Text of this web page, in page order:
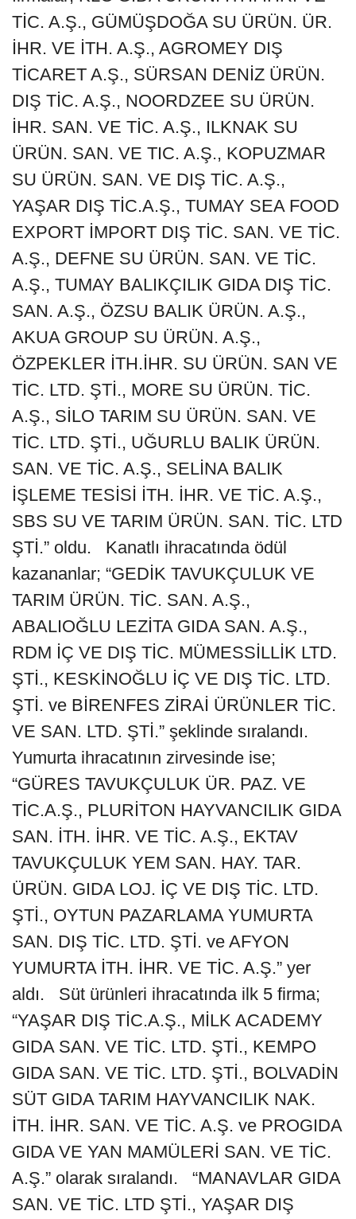
TİC. A.Ş., GÜMÜŞDOĞA SU ÜRÜN. ÜR.
İHR. VE İTH. A.Ş., AGROMEY DIŞ
TİCARET A.Ş., SÜRSAN DENİZ ÜRÜN.
DIŞ TİC. A.Ş., NOORDZEE SU ÜRÜN.
İHR. SAN. VE TİC. A.Ş., ILKNAK SU
ÜRÜN. SAN. VE TIC. A.Ş., KOPUZMAR
SU ÜRÜN. SAN. VE DIŞ TİC. A.Ş.,
YAŞAR DIŞ TİC.A.Ş., TUMAY SEA FOOD
EXPORT İMPORT DIŞ TİC. SAN. VE TİC.
A.Ş., DEFNE SU ÜRÜN. SAN. VE TİC.
A.Ş., TUMAY BALIKÇILIK GIDA DIŞ TİC.
SAN. A.Ş., ÖZSU BALIK ÜRÜN. A.Ş.,
AKUA GROUP SU ÜRÜN. A.Ş.,
ÖZPEKLER İTH.İHR. SU ÜRÜN. SAN VE
TİC. LTD. ŞTİ., MORE SU ÜRÜN. TİC.
A.Ş., SİLO TARIM SU ÜRÜN. SAN. VE
TİC. LTD. ŞTİ., UĞURLU BALIK ÜRÜN.
SAN. VE TİC. A.Ş., SELİNA BALIK
İŞLEME TESİSİ İTH. İHR. VE TİC. A.Ş.,
SBS SU VE TARIM ÜRÜN. SAN. TİC. LTD
ŞTİ.” oldu. Kanatlı ihracatında ödül
kazananlar; “GEDİK TAVUKÇULUK VE
TARIM ÜRÜN. TİC. SAN. A.Ş.,
ABALIOĞLU LEZİTA GIDA SAN. A.Ş.,
RDM İÇ VE DIŞ TİC. MÜMESSİLLİK LTD.
ŞTİ., KESKİNOĞLU İÇ VE DIŞ TİC. LTD.
ŞTİ. ve BİRENFES ZİRAİ ÜRÜNLER TİC.
VE SAN. LTD. ŞTİ.” şeklinde sıralandı.
Yumurta ihracatının zirvesinde ise;
“GÜRES TAVUKÇULUK ÜR. PAZ. VE
TİC.A.Ş., PLURİTON HAYVANCILIK GIDA
SAN. İTH. İHR. VE TİC. A.Ş., EKTAV
TAVUKÇULUK YEM SAN. HAY. TAR.
ÜRÜN. GIDA LOJ. İÇ VE DIŞ TİC. LTD.
ŞTİ., OYTUN PAZARLAMA YUMURTA
SAN. DIŞ TİC. LTD. ŞTİ. ve AFYON
YUMURTA İTH. İHR. VE TİC. A.Ş.” yer
aldı. Süt ürünleri ihracatında ilk 5 firma;
“YAŞAR DIŞ TİC.A.Ş., MİLK ACADEMY
GIDA SAN. VE TİC. LTD. ŞTİ., KEMPO
GIDA SAN. VE TİC. LTD. ŞTİ., BOLVADİN
SÜT GIDA TARIM HAYVANCILIK NAK.
İTH. İHR. SAN. VE TİC. A.Ş. ve PROGIDA
GIDA VE YAN MAMÜLERİ SAN. VE TİC.
A.Ş.” olarak sıralandı. “MANAVLAR GIDA
SAN. VE TİC. LTD ŞTİ., YAŞAR DIŞ